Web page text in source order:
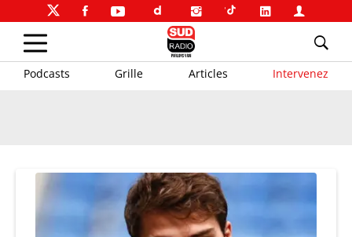
Podcasts Grille Articles Intervenez